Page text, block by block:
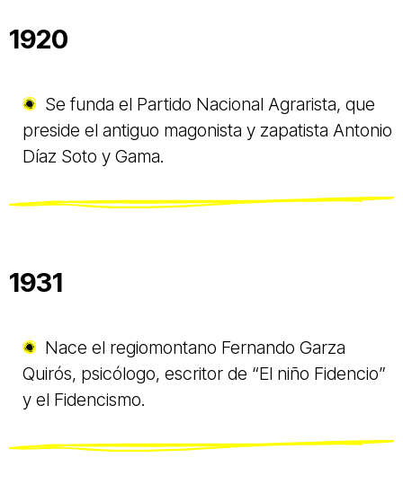
1920
Se funda el Partido Nacional Agrarista, que
preside el antiguo magonista y zapatista Antonio
Díaz Soto y Gama.
1931
Nace el regiomontano Fernando Garza
Quirós, psicólogo, escritor de “El niño Fidencio”
y el Fidencismo.